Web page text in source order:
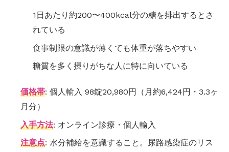
1日あたり約200〜400kcal分の糖を排出するとさ
れている
食事制限の意識が薄くても体重が落ちやすい
糖質を多く摂りがちな人に特に向いている
価格帯: 個人輸入 98錠20,980円（月約6,424円・3.3ヶ
月分）
入手方法: オンライン診療・個人輸入
注意点: 水分補給を意識すること。尿路感染症のリス